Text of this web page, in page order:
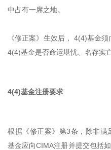
中占有一席之地。
《修正案》生效后， 4(4)基金
4(4)基金是否命运堪忧、名存实
4(4)基金注册要求
根据《修正案》第3条，除非满
基金应向CIMA注册并提交包括